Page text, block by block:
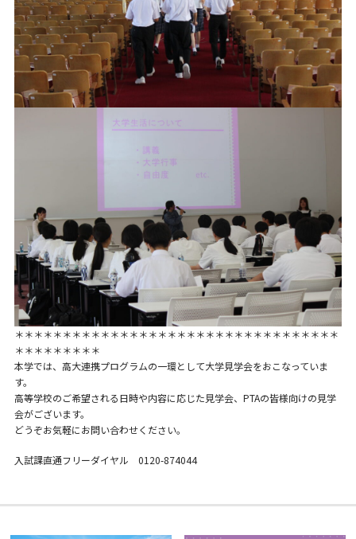
＊＊＊＊＊＊＊＊＊＊＊＊＊＊＊＊＊＊＊＊＊＊＊＊＊＊＊＊＊＊＊＊＊＊
＊＊＊＊＊＊＊＊＊
本学では、高大連携プログラムの一環として大学見学会をおこなっていま
す。
高等学校のご希望される日時や内容に応じた見学会、PTAの皆様向けの見学
会がございます。
どうぞお気軽にお問い合わせください。
入試課直通フリーダイヤル 0120-874044